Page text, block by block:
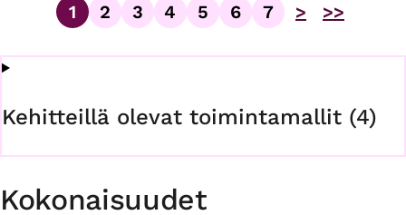
Sivutus Sivu
1
Sivu
2
Sivu
3
Sivu
4
Sivu
5
Sivu
6
Sivu
7 > >>
Kehitteillä olevat toimintamallit (4)
Kokonaisuudet